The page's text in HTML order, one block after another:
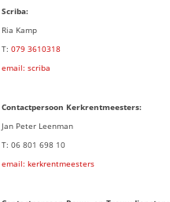
Scriba:
Ria Kamp
T: 079 3610318
email: scriba
Contactpersoon Kerkrentmeesters:
Jan Peter Leenman
T: 06 801 698 10
email: kerkrentmeesters